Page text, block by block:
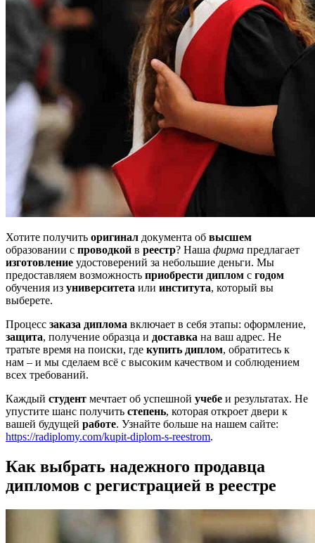
Хотите получить оригинал документа об высшем
образовании с проводкой в реестр? Наша фирма предлагает
изготовление удостоверений за небольшие деньги. Мы
предоставляем возможность приобрести диплом с годом
обучения из университета или института, который вы
выберете.
Процесс заказа диплома включает в себя этапы: оформление,
защита, получение образца и доставка на ваш адрес. Не
тратьте время на поиски, где купить диплом, обратитесь к
нам – и мы сделаем всё с высоким качеством и соблюдением
всех требований.
Каждый студент мечтает об успешной учебе и результатах. Не
упустите шанс получить степень, которая откроет двери к
вашей будущей работе. Узнайте больше на нашем сайте:
https://radiplomy.com/kupit-diplom-s-reestrom.
Как выбрать надежного продавца
дипломов с регистрацией в реестре